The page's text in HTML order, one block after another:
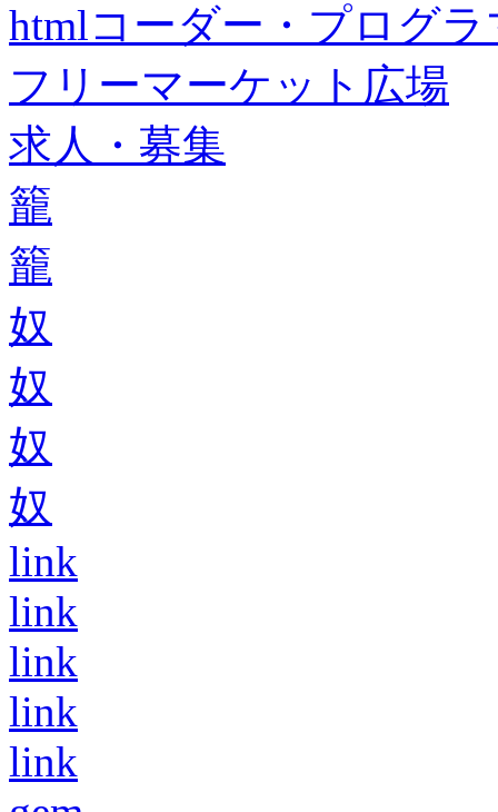
htmlコーダー・プログラ
フリーマーケット広場
求人・募集
籠
籠
奴
奴
奴
奴
link
link
link
link
link